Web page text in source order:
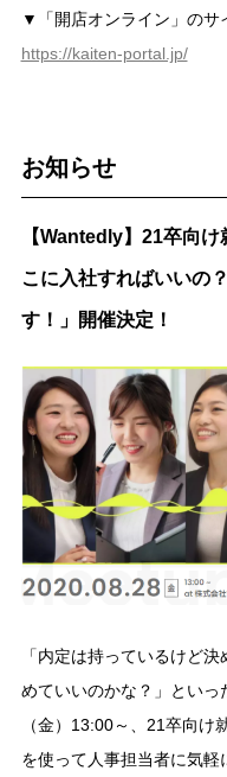
▼「開店オンライン」のサ
https://kaiten-portal.jp/
お知らせ
【Wantedly】21卒向
こに入社すればいいの
す！」開催決定！
「内定は持っているけど
めていいのかな？」といっ
（金）13:00～、21卒向け
を使って人事担当者に気